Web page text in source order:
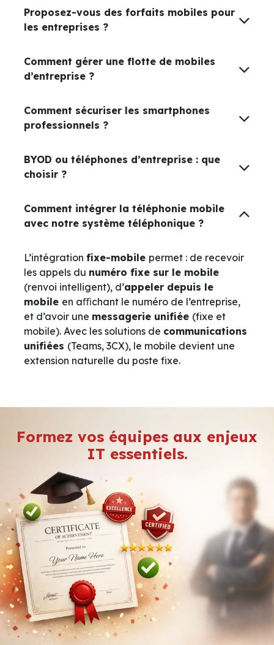
Proposez-vous des forfaits mobiles pour
les entreprises ?
Comment gérer une flotte de mobiles
d’entreprise ?
Comment sécuriser les smartphones
professionnels ?
BYOD ou téléphones d’entreprise : que
choisir ?
Comment intégrer la téléphonie mobile
avec notre système téléphonique ?
L’intégration fixe-mobile permet : de recevoir
les appels du numéro fixe sur le mobile
(renvoi intelligent), d’appeler depuis le
mobile en aﬃchant le numéro de l’entreprise,
et d’avoir une messagerie unifiée (fixe et
mobile). Avec les solutions de communications
unifiées (Teams, 3CX), le mobile devient une
extension naturelle du poste fixe.
Formez vos équipes aux enjeux
IT essentiels.